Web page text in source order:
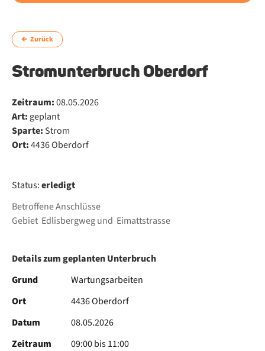
Zurück
Stromunterbruch Oberdorf
Zeitraum:08.05.2026
Art: geplant
Sparte: Strom
Ort:4436 Oberdorf
Status:erledigt
Betroffene Anschlüsse
Gebiet Edlisbergwegund Eimattstrasse
Details zum geplanten Unterbruch
Grund
Wartungsarbeiten
Ort
4436 Oberdorf
Datum
08.05.2026
Zeitraum
09:00 bis 11:00